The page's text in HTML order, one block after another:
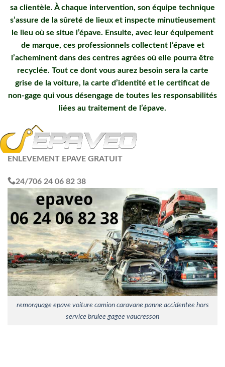
sa clientèle. À chaque intervention, son équipe technique
s’assure de la sûreté de lieux et inspecte minutieusement
le lieu où se situe l’épave. Ensuite, avec leur équipement
de marque, ces professionnels collectent l’épave et
l’acheminent dans des centres agrées où elle pourra être
recyclée. Tout ce dont vous aurez besoin sera la carte
grise de la voiture, la carte d’identité et le certificat de
non-gage qui vous désengage de toutes les responsabilités
liées au traitement de l’épave.
ENLEVEMENT EPAVE GRATUIT
24/706 24 06 82 38
remorquage epave voiture camion caravane panne accidentee hors
service brulee gagee vaucresson